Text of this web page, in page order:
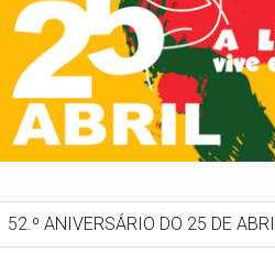
52.º ANIVERSÁRIO DO 25 DE